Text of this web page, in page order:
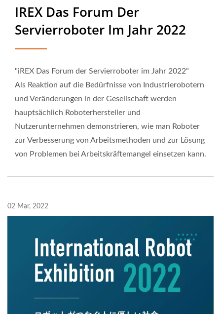
Chiang
Maschinen, maßgeschneiderten Lebensmittelliefer-Systemen
und Geschirr. Kontaktieren Sie uns gerne.
IREX Das Forum Der
Servierroboter Im Jahr 2022
"iREX Das Forum der Servierroboter im Jahr 2022"
Als Reaktion auf die Bedürfnisse von Industrierobotern
und Veränderungen in der Gesellschaft werden
hauptsächlich Roboterhersteller und
Nutzerunternehmen demonstrieren, wie man Roboter
zur Verbesserung von Arbeitsmethoden und zur Lösung
von Problemen bei Arbeitskräftemangel einsetzen kann.
02 Mar, 2022